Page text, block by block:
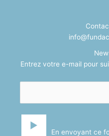
Entrez votre e-mail pour
En envoyant ce